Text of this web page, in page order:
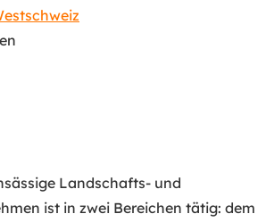
Landschafts- und
ist in zwei Bereichen tätig: dem